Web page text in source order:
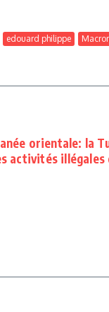
edouard philippe
orientale: la
activités illégales